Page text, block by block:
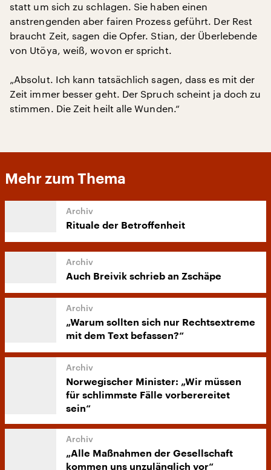
statt um sich zu schlagen. Sie haben einen
anstrengenden aber fairen Prozess geführt. Der Rest
braucht Zeit, sagen die Opfer. Stian, der Überlebende
von Utöya, weiß, wovon er spricht.
„Absolut. Ich kann tatsächlich sagen, dass es mit der
Zeit immer besser geht. Der Spruch scheint ja doch zu
stimmen. Die Zeit heilt alle Wunden.“
Mehr zum Thema
Rituale der Betroffenheit
Auch Breivik schrieb an Zschäpe
„Warum sollten sich nur Rechtsextreme
mit dem Text befassen?“
Norwegischer Minister: „Wir müssen
für schlimmste Fälle vorberereitet
sein“
„Alle Maßnahmen der Gesellschaft
kommen uns unzulänglich vor“